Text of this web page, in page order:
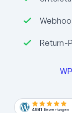
Return-
4841 Bewertungen